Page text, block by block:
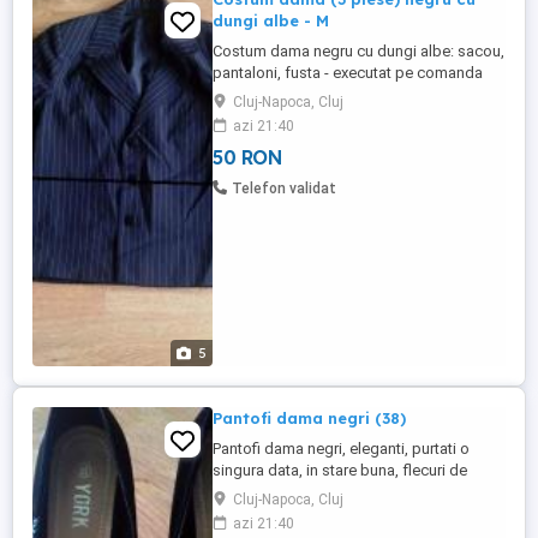
5
dungi albe - M
Costum dama negru cu dungi albe: sacou,
pantaloni, fusta - executat pe comanda
Dimensiuni: lungime pantaloni: 94 cm
lungime fusta: 42 cm lungime sacou: 57
cm Nu accept schimburi. Daca anuntul
este vizibil, este valabil. Cost livrare: 17 lei
(posta romana) - necesita plata integral, in
Cluj-Napoca, Cluj
azi 21:40
50 RON
Telefon validat
Pantofi dama negri (38)
Pantofi dama negri, eleganti, purtati o
singura data, in stare buna, flecuri de
rezerva. Exterior din piele intoarsa
ecologica Interior din piele ecologica
Cluj-Napoca, Cluj
azi 21:40